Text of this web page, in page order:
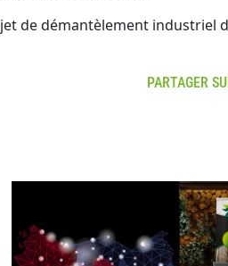
de démantèlement industriel
PARTAGER